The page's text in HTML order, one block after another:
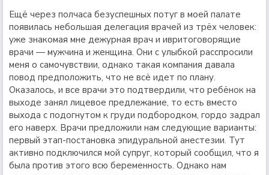
Ещё через полчаса безуспешных потуг в моей палате
появилась небольшая делегация врачей из трёх человек:
уже знакомая мне дежурная врач и ивритоговорящие
врачи — мужчина и женщина. Они с улыбкой расспросили
меня о самочувствии, однако такая компания давала
повод предположить, что не всё идет по плану.
Оказалось, и все врачи это подтвердили, что ребёнок на
выходе занял лицевое предлежание, то есть вместо
выхода с подогнутом к груди подбородком, гордо задрал
его наверх. Врачи предложили нам следующие варианты:
первый этап-постановка эпидуральной анестезии. Тут
активно подключился мой супруг, который сообщил, что я
была против этого всю беременность. Однако нам